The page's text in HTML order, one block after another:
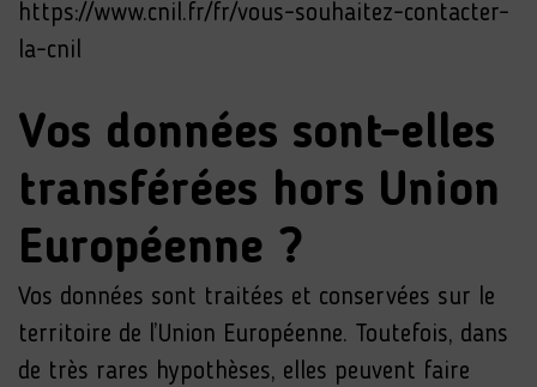
https://www.cnil.fr/fr/vous-souhaitez-contacter-
la-cnil
Vos données sont-elles
transférées hors Union
Européenne ?
Vos données sont traitées et conservées sur le
territoire de l’Union Européenne. Toutefois, dans
de très rares hypothèses, elles peuvent faire